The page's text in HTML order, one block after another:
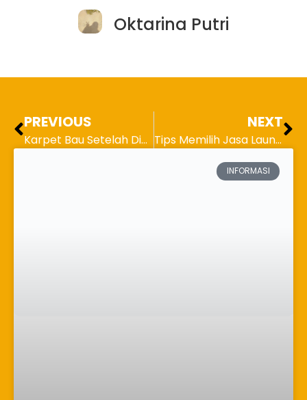
Oktarina Putri
PREVIOUS
Karpet Bau Setelah Dicuci, Ini Solusinya!
NEXT
Tips Memilih Jasa Laundry Kiloan Terbaik dan Terjangkau
INFORMASI